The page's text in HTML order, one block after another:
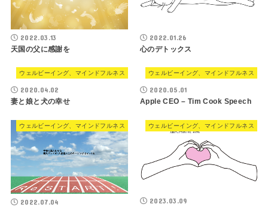
2022.03.13
天国の父に感謝を
2022.01.26
心のデトックス
ウェルビーイング、マインドフルネス
2020.04.02
妻と娘と犬の幸せ
ウェルビーイング、マインドフルネス
2020.05.01
Apple CEO – Tim Cook Speech
ウェルビーイング、マインドフルネス
2022.07.04
ウェルビーイング、マインドフルネス
2023.03.09